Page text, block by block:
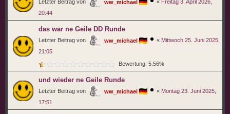
Letzter Beitrag von ww_michael « Freitag 3. April 2026,
20:44
das war ne Geile DD Runde
Letzter Beitrag von ww_michael « Mittwoch 25. Juni 2025,
21:05
Bewertung: 5.56%
und wieder ne Geile Runde
Letzter Beitrag von ww_michael « Montag 23. Juni 2025,
17:51